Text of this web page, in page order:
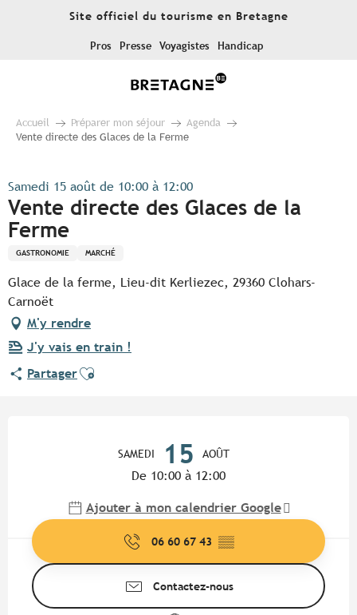
Site officiel du tourisme en Bretagne
Pros Presse Voyagistes Handicap
Accueil Préparer mon séjour
Agenda
Vente directe des Glaces de la Ferme
Samedi 15 août de 10:00 à 12:00
Vente directe des Glaces de la
Ferme
GASTRONOMIE MARCHÉ
Glace de la ferme, Lieu-dit Kerliezec, 29360 Clohars-
Carnoët
M'y rendre
J'y vais en train !
PartagerAjouter aux favoris
SAMEDI 15 AOÛT
De 10:00 à 12:00
Ajouter à mon calendrier Google
06 60 67 43 ▒▒
Contactez-nous